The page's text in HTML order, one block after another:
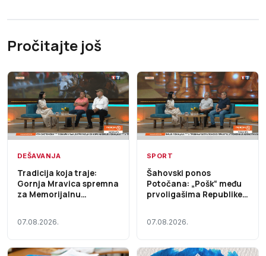
Pročitajte još
DEŠAVANJA
Tradicija koja traje:
Gornja Mravica spremna
za Memorijalnu
07.08.2026.
SPORT
Šahovski ponos
Potočana: „Pošk“ među
prvoligašima Republike
07.08.2026.